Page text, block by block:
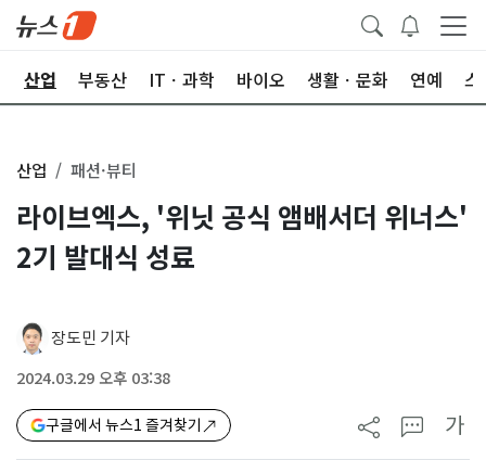
산업 부동산 ITㆍ과학 바이오 생활ㆍ문화 연예 스
산업 패션·뷰티
라이브엑스, '위닛 공식 앰배서더 위너스'
2기 발대식 성료
장도민 기자
2024.03.29 오후 03:38
구글에서 뉴스1 즐겨찾기 가